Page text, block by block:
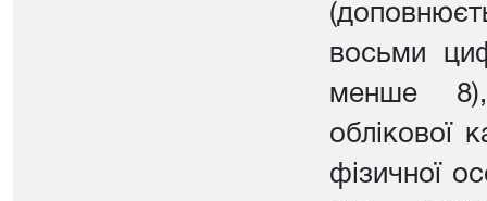
восьми
менше 8),
облікової
фізичної